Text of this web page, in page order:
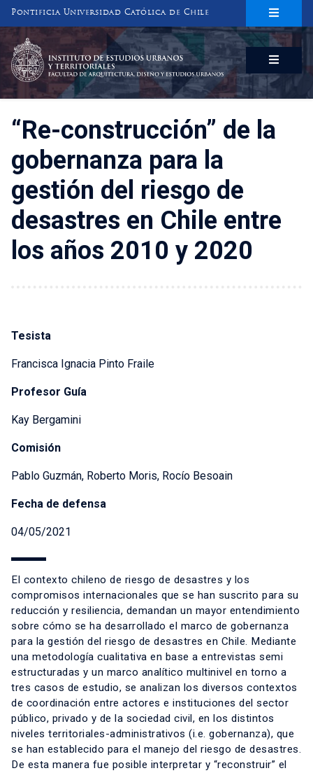
Pontificia Universidad Católica de Chile
INSTITUTO DE ESTUDIOS URBANOS
Y TERRITORIALES
FACULTAD DE ARQUITECTURA, DISEÑO Y ESTUDIOS URBANOS
“Re-construcción” de la
gobernanza para la
gestión del riesgo de
desastres en Chile entre
los años 2010 y 2020
Tesista
Francisca Ignacia Pinto Fraile
Profesor Guía
Kay Bergamini
Comisión
Pablo Guzmán, Roberto Moris, Rocío Besoain
Fecha de defensa
04/05/2021
El contexto chileno de riesgo de desastres y los
compromisos internacionales que se han suscrito para su
reducción y resiliencia, demandan un mayor entendimiento
sobre cómo se ha desarrollado el marco de gobernanza
para la gestión del riesgo de desastres en Chile. Mediante
una metodología cualitativa en base a entrevistas semi
estructuradas y un marco analítico multinivel en torno a
tres casos de estudio, se analizan los diversos contextos
de coordinación entre actores e instituciones del sector
público, privado y de la sociedad civil, en los distintos
niveles territoriales-administrativos (i.e. gobernanza), que
se han establecido para el manejo del riesgo de desastres.
De esta manera fue posible interpretar y “reconstruir” el